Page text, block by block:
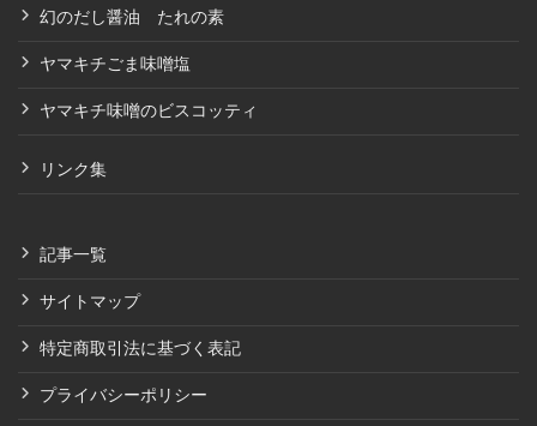
幻のだし醤油 たれの素
ヤマキチごま味噌塩
ヤマキチ味噌のビスコッティ
リンク集
記事一覧
サイトマップ
特定商取引法に基づく表記
プライバシーポリシー